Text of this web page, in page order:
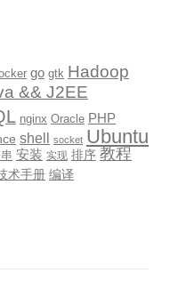
go gtk Hadoop
&& J2EE
nginx Oracle PHP
shell socket Ubuntu
安装 实现 排序 教程
术手册 编译